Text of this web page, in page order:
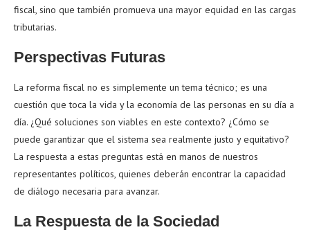
fiscal, sino que también promueva una mayor equidad en las cargas
tributarias.
Perspectivas Futuras
La reforma fiscal no es simplemente un tema técnico; es una
cuestión que toca la vida y la economía de las personas en su día a
día. ¿Qué soluciones son viables en este contexto? ¿Cómo se
puede garantizar que el sistema sea realmente justo y equitativo?
La respuesta a estas preguntas está en manos de nuestros
representantes políticos, quienes deberán encontrar la capacidad
de diálogo necesaria para avanzar.
La Respuesta de la Sociedad